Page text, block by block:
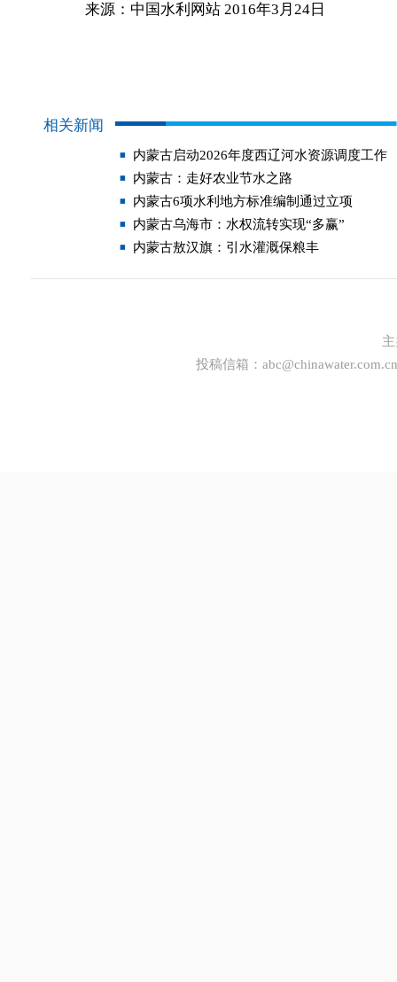
来源：中国水利网站 2016年3月24日
相关新闻
内蒙古启动2026年度西辽河水资源调度工作
内蒙古：走好农业节水之路
内蒙古6项水利地方标准编制通过立项
内蒙古乌海市：水权流转实现“多赢”
内蒙古敖汉旗：引水灌溉保粮丰
投稿信箱： abc@chinawater.com.cn